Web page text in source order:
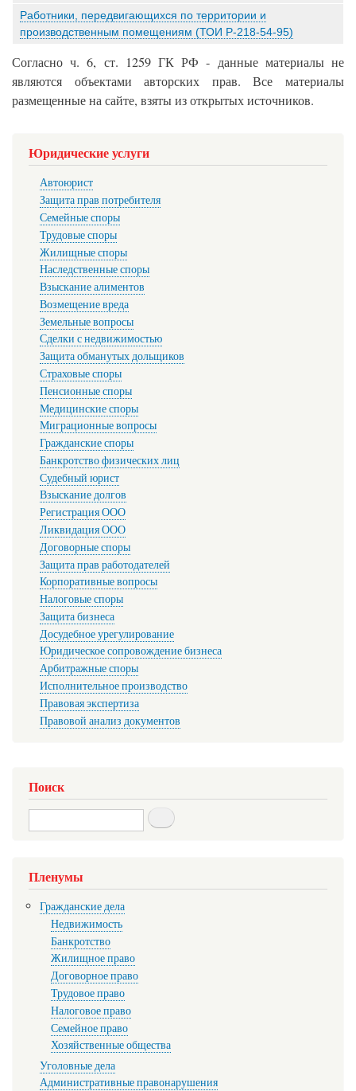
Работники, передвигающихся по территории и
производственным помещениям (ТОИ Р-218-54-95)
Согласно ч. 6, ст. 1259 ГК РФ - данные материалы не
являются объектами авторских прав. Все материалы
размещенные на сайте, взяты из открытых источников.
Юридические услуги
Автоюрист
Защита прав потребителя
Семейные споры
Трудовые споры
Жилищные споры
Наследственные споры
Взыскание алиментов
Возмещение вреда
Земельные вопросы
Сделки с недвижимостью
Защита обманутых дольщиков
Страховые споры
Пенсионные споры
Медицинские споры
Миграционные вопросы
Гражданские споры
Банкротство физических лиц
Судебный юрист
Взыскание долгов
Регистрация ООО
Ликвидация ООО
Договорные споры
Защита прав работодателей
Корпоративные вопросы
Налоговые споры
Защита бизнеса
Досудебное урегулирование
Юридическое сопровождение бизнеса
Арбитражные споры
Исполнительное производство
Правовая экспертиза
Правовой анализ документов
Поиск
Search
Пленумы
Гражданские дела
Недвижимость
Банкротство
Жилищное право
Договорное право
Трудовое право
Налоговое право
Семейное право
Хозяйственные общества
Уголовные дела
Административные правонарушения